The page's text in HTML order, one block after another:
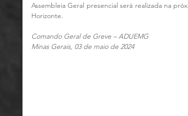
Assembleia Geral presencial será realizada na
Horizonte.
Comando Geral de Greve – ADUEMG
Minas Gerais, 03 de maio de 2024